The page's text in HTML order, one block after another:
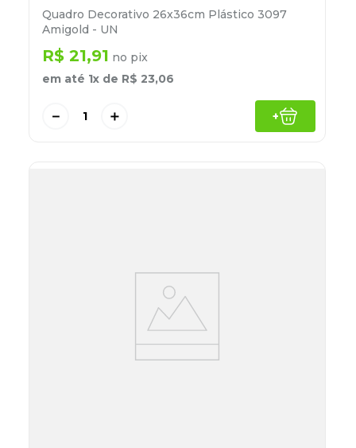
Quadro Decorativo 26x36cm Plástico 3097
Amigold - UN
R$ 21,91 no pix
em até 1x de R$ 23,06
＋
－ +